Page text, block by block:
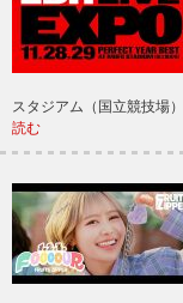
スタジアム（国立競技
読む